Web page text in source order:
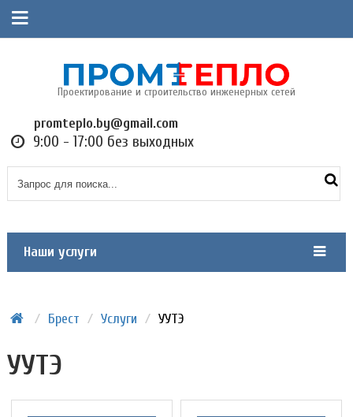
Проектирование и строительство инженерных сетей
promteplo.by@gmail.com
9:00 - 17:00 без выходных
Наши услуги
/ Брест / Услуги / УУТЭ
УУТЭ